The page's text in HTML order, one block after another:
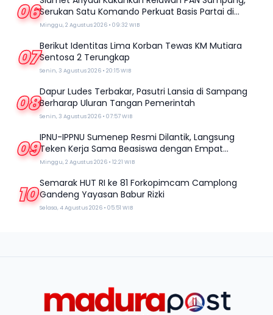
06Serukan Satu Komando Perkuat Basis Partai di
Madura
Minggu, 2 Agustus 2026 • 09:32 WIB
07Berikut Identitas Lima Korban Tewas KM Mutiara
Sentosa 2 Terungkap
Senin, 3 Agustus 2026 • 20:15 WIB
08Dapur Ludes Terbakar, Pasutri Lansia di Sampang
Berharap Uluran Tangan Pemerintah
Senin, 3 Agustus 2026 • 07:57 WIB
09IPNU-IPPNU Sumenep Resmi Dilantik, Langsung
Teken Kerja Sama Beasiswa dengan Empat
Kampus
Minggu, 2 Agustus 2026 • 12:21 WIB
10 Semarak HUT RI ke 81 Forkopimcam Camplong
Gandeng Yayasan Babur Rizki
Selasa, 4 Agustus 2026 • 05:51 WIB